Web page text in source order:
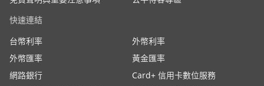
快速連結
台幣利率
外幣利率
外幣匯率
黃金匯率
網路銀行
Card+ 信用卡數位服務